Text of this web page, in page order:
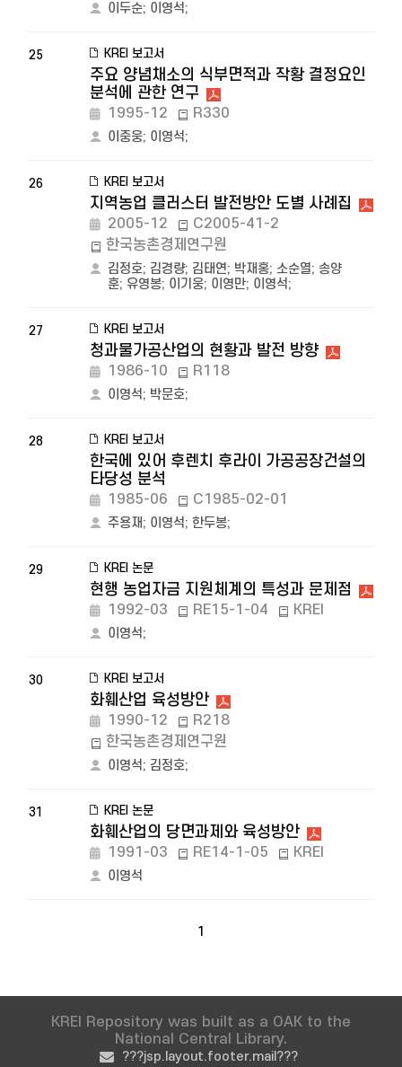
이두순; 이영석;
25 KREI 보고서
주요 양념채소의 식부면적과 작황 결정요인
분석에 관한 연구
1995-12 R330
이중웅; 이영석;
26 KREI 보고서
지역농업 클러스터 발전방안 도별 사례집
2005-12
C2005-41-2
한국농촌경제연구원
김정호; 김경량; 김태연; 박재홍; 소순열; 송양
훈; 유영봉; 이기웅; 이영만; 이영석;
27 KREI 보고서
청과물가공산업의 현황과 발전 방향
1986-10 R118
이영석; 박문호;
28 KREI 보고서
한국에 있어 후렌치 후라이 가공공장건설의
타당성 분석
1985-06 C1985-02-01
주용재; 이영석; 한두봉;
29 KREI 논문
현행 농업자금 지원체계의 특성과 문제점
1992-03 RE15-1-04 KREI
이영석;
30 KREI 보고서
화훼산업 육성방안
1990-12
R218
한국농촌경제연구원
이영석; 김정호;
31 KREI 논문
화훼산업의 당면과제와 육성방안
1991-03 RE14-1-05 KREI
이영석
1
KREI Repository was built as a OAK to the
National Central Library.
???jsp.layout.footer.mail???